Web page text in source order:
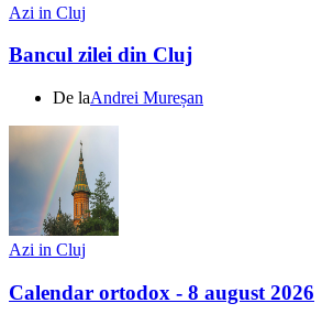
Azi in Cluj
Bancul zilei din Cluj
De laAndrei Mureșan
Azi in Cluj
Calendar ortodox - 8 august 2026